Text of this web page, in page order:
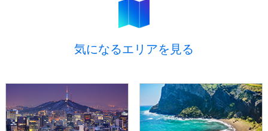
お問い合わせ
プライバシーポリシ
デラックスホテルに泊まる 済州 2・3・4日
ご予約
気になるエリアを見る